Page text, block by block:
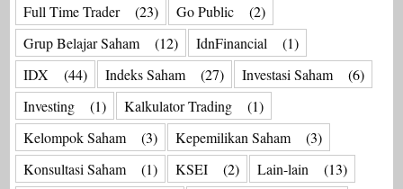
Full Time Trader
(23) Go Public
(2)
Grup Belajar Saham
(12) IdnFinancial
(1)
IDX
(44) Indeks Saham (27) Investasi Saham
(6)
Investing
(1) Kalkulator Trading
(1)
Kelompok Saham
(3) Kepemilikan Saham
(3)
Konsultasi Saham
(1) KSEI (2) Lain-lain
(13)